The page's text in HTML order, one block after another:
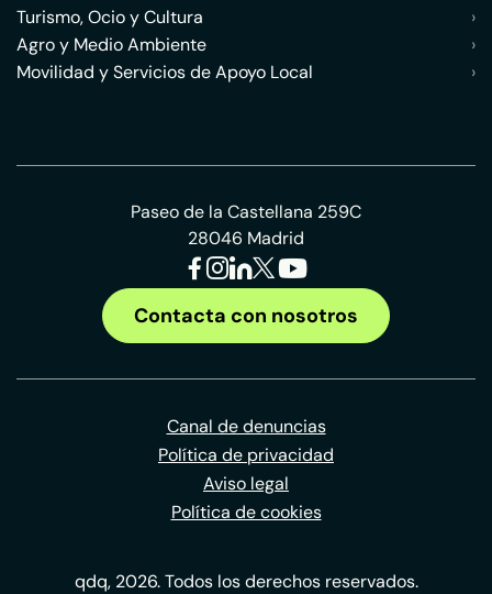
Turismo, Ocio y Cultura
›
Agro y Medio Ambiente
›
Movilidad y Servicios de Apoyo Local
›
Paseo de la Castellana 259C
28046 Madrid
Contacta con nosotros
Canal de denuncias
Política de privacidad
Aviso legal
Política de cookies
qdq, 2026. Todos los derechos reservados.